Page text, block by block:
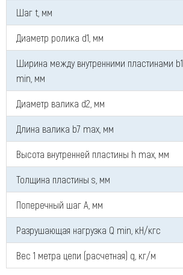
Шаг t, мм
Диаметр ролика d1, мм
Ширина между внутренними пластинами b1
min, мм
Диаметр валика d2, мм
Длина валика b7 max, мм
Высота внутренней пластины h max, мм
Толщина пластины s, мм
Поперечный шаг A, мм
Разрушающая нагрузка Q min, кН/кгс
Вес 1 метра цепи (расчетная) q, кг/м